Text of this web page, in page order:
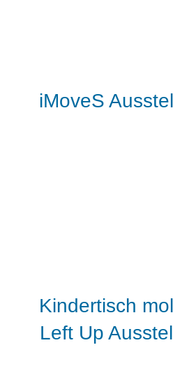
iMoveS
Kindertisch
Left Up